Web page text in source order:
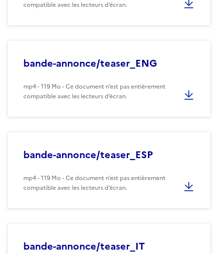
compatible avec les lecteurs d’écran.
bande-annonce/teaser_ENG
mp4 - 119 Mo - Ce document n’est pas entièrement
compatible avec les lecteurs d’écran.
bande-annonce/teaser_ESP
mp4 - 119 Mo - Ce document n’est pas entièrement
compatible avec les lecteurs d’écran.
bande-annonce/teaser_IT